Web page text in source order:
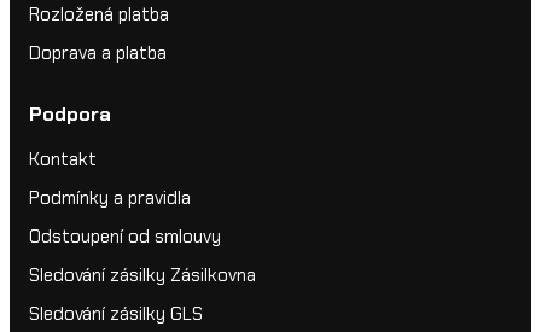
Rozložená platba
Doprava a platba
Podpora
Kontakt
Podmínky a pravidla
Odstoupení od smlouvy
Sledování zásilky Zásilkovna
Sledování zásilky GLS